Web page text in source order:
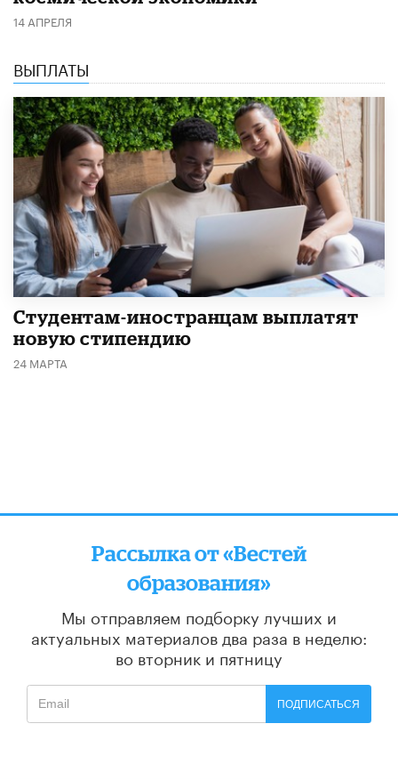
14 АПРЕЛЯ
ВЫПЛАТЫ
Студентам-иностранцам выплатят
новую стипендию
24 МАРТА
Рассылка от «Вестей
образования»
Мы отправляем подборку лучших и
актуальных материалов два раза в неделю:
во вторник и пятницу
ПОДПИСАТЬСЯ